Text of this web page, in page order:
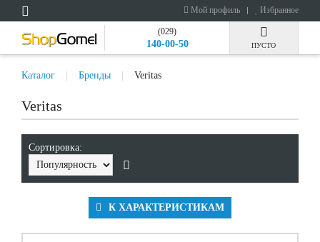
Мой профиль Избранное
(029)
140-00-50 ПУСТО
Каталог Бренды Veritas
Veritas
Сортировка:
К ХАРАКТЕРИСТИКАМ